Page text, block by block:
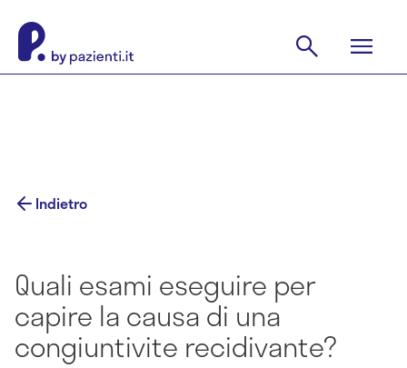
Indietro
Quali esami eseguire per
capire la causa di una
congiuntivite recidivante?